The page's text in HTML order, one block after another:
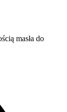
masła do